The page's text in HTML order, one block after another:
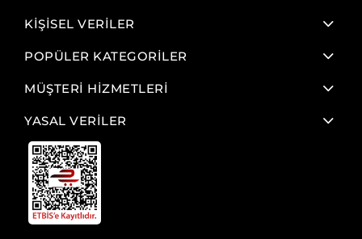
KİŞİSEL VERİLER
POPÜLER KATEGORİLER
MÜŞTERİ HİZMETLERİ
YASAL VERİLER